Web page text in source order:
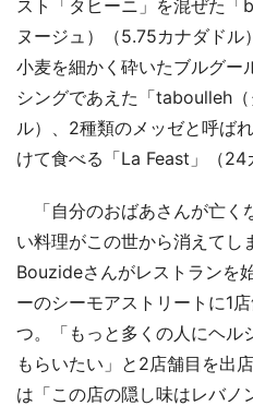
スト「タヒーニ」を混ぜた
ヌージュ）（5.75カナダドル
小麦を細かく砕いたブルグー
シングであえた「taboulleh
ル）、2種類のメッゼと呼ば
けて食べる「La Feast」（24
「自分のおばあさんが亡く
い料理がこの世から消えてし
Bouzideさんがレストランを
ーのシーモアストリートに1
つ。「もっと多くの人にヘル
もらいたい」と2店舗目を出
は「この店の隠し味はレバノ